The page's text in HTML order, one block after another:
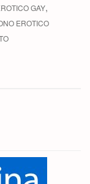
GAY,
EROTICO